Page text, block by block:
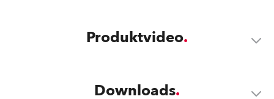
Produktvideo
Downloads